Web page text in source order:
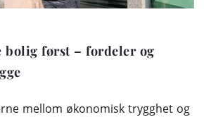
bolig først – fordeler og
mellom økonomisk trygghet og